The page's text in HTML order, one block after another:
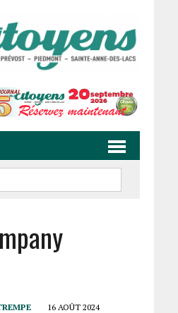
16 AOÛT 2024